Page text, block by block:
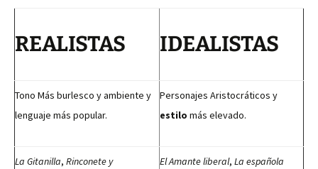
REALISTAS IDEALISTAS
Tono Más burlesco y ambiente y
lenguaje más popular.
Personajes Aristocráticos y
estilo más elevado.
La Gitanilla, Rinconete y
El Amante liberal, La española